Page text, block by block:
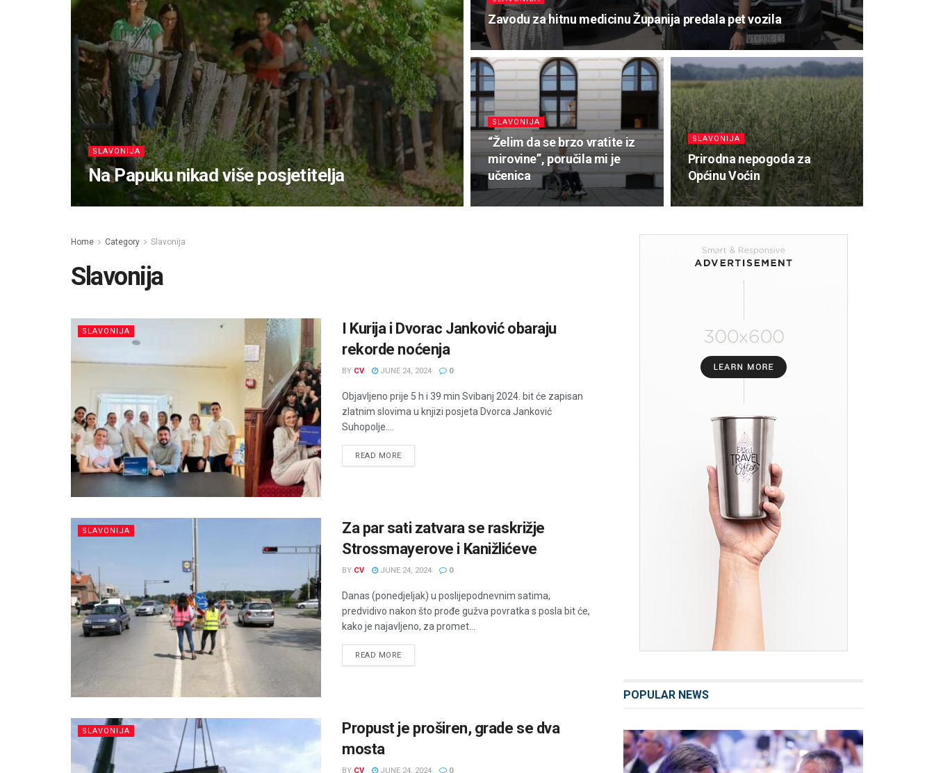
SLAVONIJA
Na Papuku nikad više posjetitelja
Zavodu za hitnu medicinu Županija predala pet vozila
SLAVONIJA
“Želim da se brzo vratite iz
mirovine”, poručila mi je
učenica
SLAVONIJA
Prirodna nepogoda za
Općinu Voćin
Home Category Slavonija
Slavonija
SLAVONIJA
I Kurija i Dvorac Janković obaraju
rekorde noćenja
BY CV JUNE 24, 2024 0
Objavljeno prije 5 h i 39 min Svibanj 2024. bit će zapisan
zlatnim slovima u knjizi posjeta Dvorca Janković
Suhopolje....
READ MORE
SLAVONIJA
Za par sati zatvara se raskrižje
Strossmayerove i Kanižlićeve
BY CV JUNE 24, 2024 0
Danas (ponedjeljak) u poslijepodnevnim satima,
predvidivo nakon što prođe gužva povratka s posla bit će,
kako je najavljeno, za promet...
READ MORE
SLAVONIJA
Propust je proširen, grade se dva
mosta
BY CV JUNE 24, 2024 0
POPULAR NEWS